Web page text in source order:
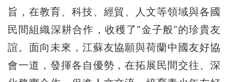
旨，在教育、科技、經貿、人文等領域與各國
民間組織深耕合作，收穫了"金子般"的珍貴友
誼。面向未來，江蘇友協願與荷蘭中國友好協
會一道，發揮各自優勢，在拓展民間交往、深